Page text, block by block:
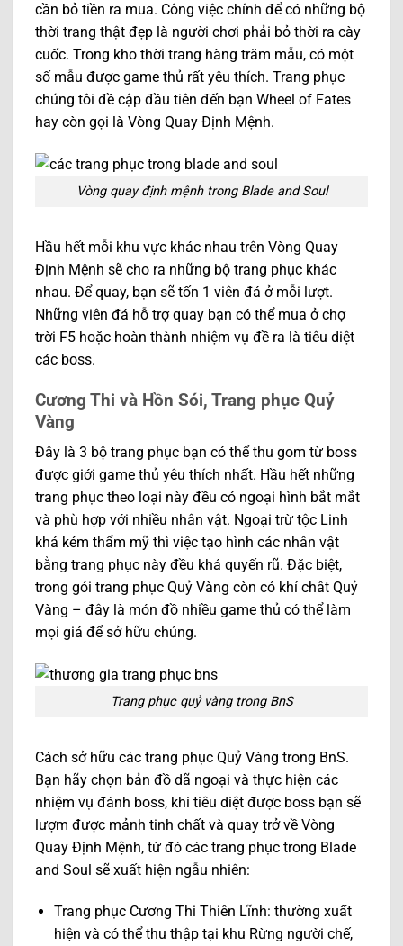
cần bỏ tiền ra mua. Công việc chính để có những bộ
thời trang thật đẹp là người chơi phải bỏ thời ra cày
cuốc. Trong kho thời trang hàng trăm mẫu, có một
số mẫu được game thủ rất yêu thích. Trang phục
chúng tôi đề cập đầu tiên đến bạn Wheel of Fates
hay còn gọi là Vòng Quay Định Mệnh.
Vòng quay định mệnh trong Blade and Soul
Hầu hết mỗi khu vực khác nhau trên Vòng Quay
Định Mệnh sẽ cho ra những bộ trang phục khác
nhau. Để quay, bạn sẽ tốn 1 viên đá ở mỗi lượt.
Những viên đá hỗ trợ quay bạn có thể mua ở chợ
trời F5 hoặc hoàn thành nhiệm vụ đề ra là tiêu diệt
các boss.
Cương Thi và Hồn Sói, Trang phục Quỷ
Vàng
Đây là 3 bộ trang phục bạn có thể thu gom từ boss
được giới game thủ yêu thích nhất. Hầu hết những
trang phục theo loại này đều có ngoại hình bắt mắt
và phù hợp với nhiều nhân vật. Ngoại trừ tộc Linh
khá kém thẩm mỹ thì việc tạo hình các nhân vật
bằng trang phục này đều khá quyến rũ. Đặc biệt,
trong gói trang phục Quỷ Vàng còn có khí chât Quỷ
Vàng – đây là món đồ nhiều game thủ có thể làm
mọi giá để sở hữu chúng.
Trang phục quỷ vàng trong BnS
Cách sở hữu các trang phục Quỷ Vàng trong BnS.
Bạn hãy chọn bản đồ dã ngoại và thực hiện các
nhiệm vụ đánh boss, khi tiêu diệt được boss bạn sẽ
lượm được mảnh tinh chất và quay trở về Vòng
Quay Định Mệnh, từ đó các trang phục trong Blade
and Soul sẽ xuất hiện ngẫu nhiên:
Trang phục Cương Thi Thiên Lĩnh: thường xuất
hiện và có thể thu thập tại khu Rừng người chế,